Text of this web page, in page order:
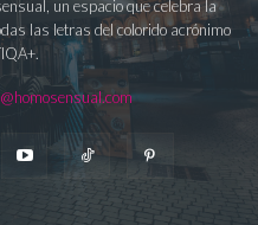
un espacio que celebra la
las letras del colorido acrónimo